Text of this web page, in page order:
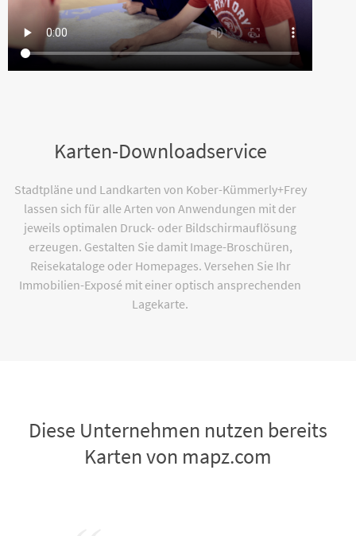
Karten-Downloadservice
Stadtpläne und Landkarten von Kober-Kümmerly+Frey
lassen sich für alle Arten von Anwendungen mit der
jeweils optimalen Druck- oder Bildschirmauflösung
erzeugen. Gestalten Sie damit Image-Broschüren,
Reisekataloge oder Homepages. Versehen Sie Ihr
Immobilien-Exposé mit einer optisch ansprechenden
Lagekarte.
Diese Unternehmen nutzen bereits
Karten von mapz.com